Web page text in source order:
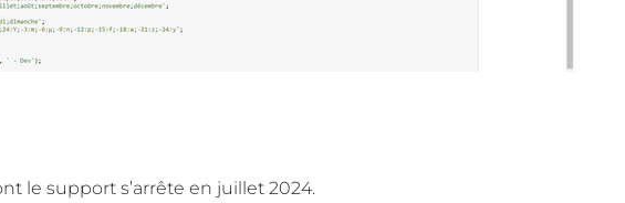
le support s’arrête en juillet 2024.